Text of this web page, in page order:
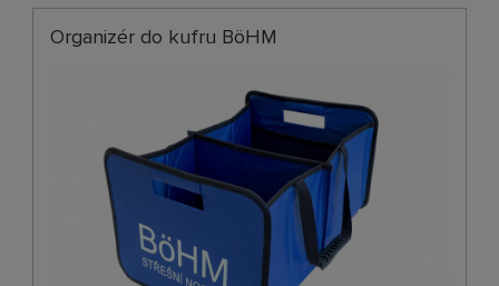
Organizér do kufru BöHM